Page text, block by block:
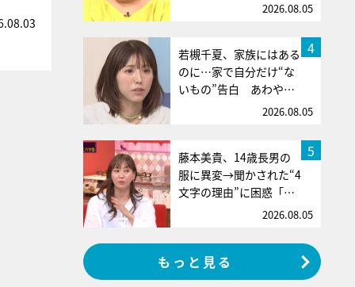
2026.08.05
4
若槻千夏、家族にはある
のに…家で自分だけ“な
いもの”告白 あわや…
2026.08.05
5
藤本美貴、14歳長男の
服に異変→聞かされた“4
文字の理由”に困惑「…
2026.08.05
もっと見る